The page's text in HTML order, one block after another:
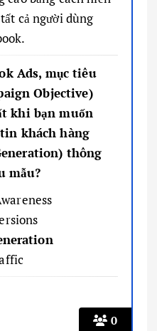
0
cả người dùng
Ads, mục tiêu
Objective)
khi bạn muốn
khách hàng
thông
mẫu?